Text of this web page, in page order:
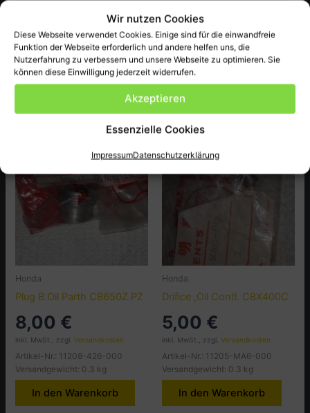
Wir nutzen Cookies
Diese Webseite verwendet Cookies. Einige sind für die einwandfreie
Funktion der Webseite erforderlich und andere helfen uns, die
Nutzerfahrung zu verbessern und unsere Webseite zu optimieren. Sie
können diese Einwilligung jederzeit widerrufen.
Akzeptieren
Essenzielle Cookies
ImpressumDatenschutzerklärung
Produktsicherheit (GPSR)
Original Honda Ersatzteil Neu, passend bei CX500,Z,DZ,DC
ect.
Ähnliche Produkte
Honda
Plug B.Oil Parth CB650Z.PZ
8,00 €
inkl. MwSt., zzgl.Versandkosten
Artikel-Nr.: 11208-426-000
Versandgewicht: 0.3 kg
In den Warenkorb
Honda
Drifice ,Oil Contl. CBX400C
5,00 €
inkl. MwSt., zzgl. Versandkosten
Artikel-Nr.: 11205-MA6-000
Versandgewicht: 0.3 kg
In den Warenkorb